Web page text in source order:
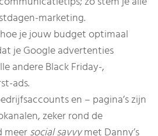
marketing.
je jouw budget optimaal
je Google advertenties
andere Black Friday-,
ads.
en – pagina’s zijn
zeker rond de